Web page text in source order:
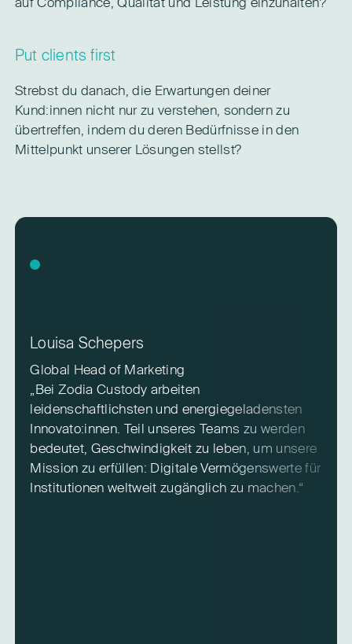
auf Compliance, Qualität und Leistung einzuhalten?
Put clients first
Strebst du danach, die Erwartungen deiner
Kund:innen nicht nur zu verstehen, sondern zu
übertreffen, indem du deren Bedürfnisse in den
Mittelpunkt unserer Lösungen stellst?
Louisa Schepers
Global Head of Marketing
„Bei Zodia Custody arbeiten
leidenschaftlichsten und energiegeladensten
Innovato:innen. Teil unseres Teams zu werden
bedeutet, Geschwindigkeit zu leben, um unsere
Mission zu erfüllen: Digitale Vermögenswerte für
Institutionen weltweit zugänglich zu machen.“